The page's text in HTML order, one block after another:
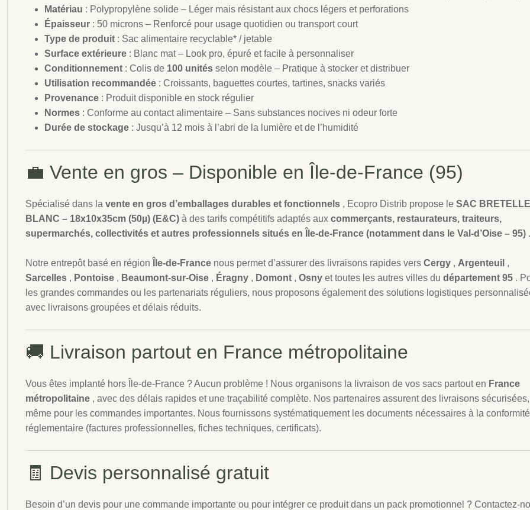
Matériau : Polypropylène solide – Léger mais résistant aux chocs légers et perforations
Épaisseur : 50 microns – Renforcé pour usage quotidien ou transport court
Type de produit : Sac alimentaire recyclable* / jetable
Surface extérieure : Blanc mat – Look pro, épuré et facile à personnaliser
Conditionnement : Colis de 100 unités selon modèle – Pratique à stocker et distribuer
Utilisation recommandée : Croissants, baguettes courtes, tartines, snacks variés
Provenance : Produit disponible en stock régulier
Normes : Conforme au contact alimentaire – Sans substances nocives ni odeur forte
Durée de stockage : Jusqu’à 12 mois à l’abri de la lumière et de l’humidité
💼 Vente en gros – Disponible en Île-de-France (95)
Spécialisé dans la vente en gros d’emballages durables et fonctionnels , Ecopro Distrib propose le SAC
BLANC – 18x10x35cm (50µ) (E&C) à des tarifs compétitifs adaptés aux commerçants, restaurateurs, traiteurs,
supermarchés, collectivités et autres professionnels situés en Île-de-France (notamment dans le Val-d’Oise – 95) .
Notre entrepôt basé en région Île-de-France nous permet d’assurer des livraisons rapides vers Cergy , Argenteuil ,
Sarcelles , Pontoise , Beaumont-sur-Oise , Éragny , Domont , Osny et toutes les autres villes du département 95 .
les grandes commandes ou les partenariats réguliers, nous proposons également des solutions logistiques
avec livraisons groupées et délais réduits.
🚚 Livraison partout en France métropolitaine
Vous êtes implanté hors Île-de-France ? Aucun problème ! Nous organisons la livraison de vos sacs partout en France
métropolitaine , avec des délais rapides et une traçabilité complète. Nos partenaires assurent des livraisons sécurisées,
même pour les commandes importantes. Nous fournissons systématiquement les documents nécessaires à la conformité
réglementaire (factures professionnelles, fiches techniques, certificats).
🧾 Devis personnalisé gratuit
Besoin d’un devis pour une commande importante ou pour intégrer ce produit dans un pack promotionnel ? Contactez-